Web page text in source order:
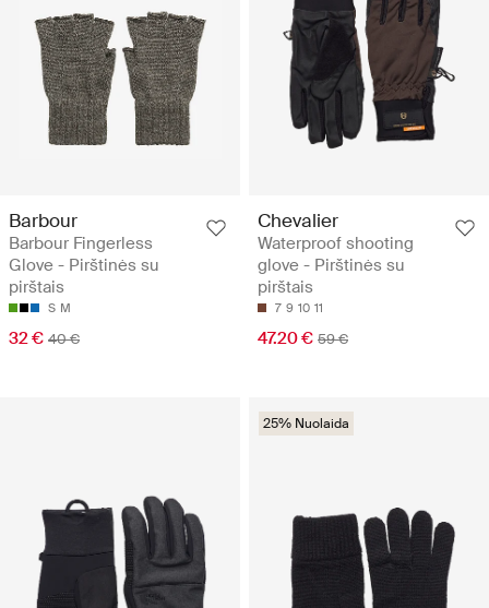
Barbour
Barbour Fingerless
Glove - Pirštinės su
pirštais
S M
32 € 40 €
Chevalier
Waterproof shooting
glove - Pirštinės su
pirštais
7 9 10 11
47.20 € 59 €
25% Nuolaida